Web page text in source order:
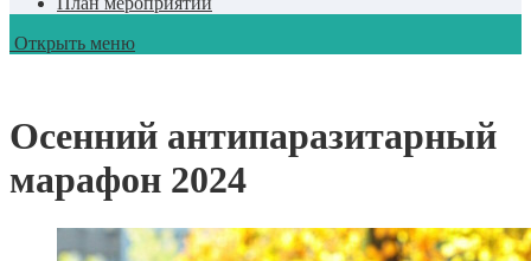
Открыть меню
Осенний антипаразитарный
марафон 2024